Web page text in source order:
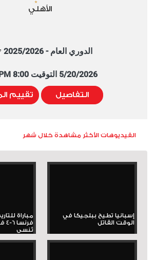
الأهلي
الدوري العام - 2025/2026
5/20/2026 التوقيت 8:00 PM
التفاصيل تقييم
الفيديوهات الأكثر مشاهدة خلال شهر
إسبانيا تطيح ببلجيكا في
الوقت القاتل
مباراة
تُنسى